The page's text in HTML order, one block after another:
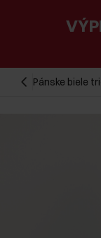
Pánske biele